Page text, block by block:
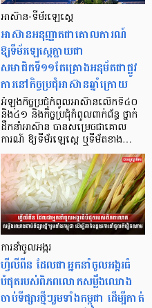
អាស៊ាន-ទីម័រឡេស្តេ
អាស៊ានអនុញ្ញាតជាគោលការណ៍
ឱ្យទីម័រឡេស្តេក្លាយជា
សមាជិកទី១១តែគ្រោងអនុម័តជាផ្លូវ
ការនៅកិច្ចប្រជុំអាស៊ានឆ្នាំក្រោយ
អំឡុងកិច្ចប្រជុំកំពូលអាស៊ានលើកទី៤០
និង៤១ និងកិច្ចប្រជុំកំពូលពាក់ព័ន្ធ ថ្នាក់
ដឹកនាំអាស៊ាន បានសម្រេចជាគោល
ការណ៍ ឱ្យទីម័រឡេស្តេ ឬទីម័តខាង…
ការនាំចូលអង្ករ
ហ្វីលីពីន ដែលជាអ្នកនាំចូលអង្ករធំ
បំផុតរបស់ពិភពលោកសម្លឹងឈោង
ចាប់ទីផ្សារថ្មីៗរួមទាំងកម្ពុជា ដើម្បីកាត់